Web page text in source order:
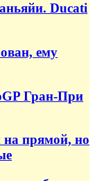
Ducati
ему
Гран-При
прямой, но